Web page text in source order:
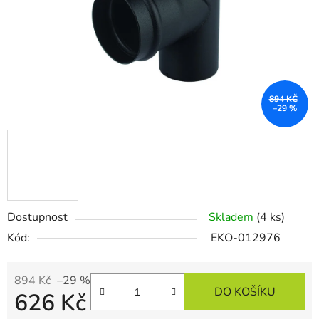
Dostupnost Skladem (4 ks)
Kód:
EKO-012976
894 Kč –29 %
626 Kč DO KOŠÍKU
894 KČ
–29 %